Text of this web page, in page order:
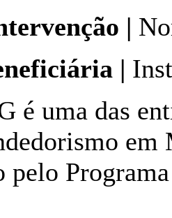
|
|
é uma das
pelo